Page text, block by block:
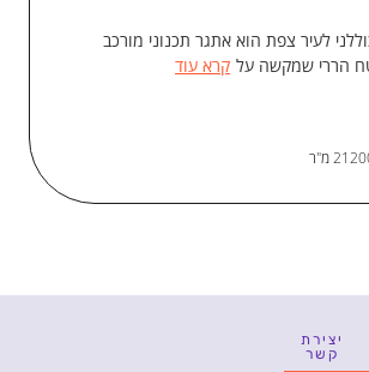
לעיר צפת הוא אתגר תכנוני מורכב
הררי שמקשה על קרא עוד
מ"ר
יצירת
קשר